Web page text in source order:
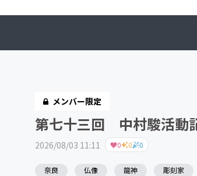
チャレンジ
メンバー限定
第七十三回 中村駿活動
2026/08/03 11:11 0 0 0
奈良 仏像 龍神 彫刻家